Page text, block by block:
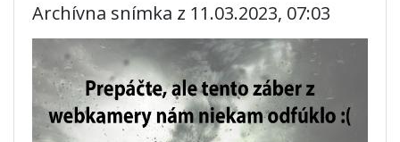
Archívna snímka z 11.03.2023, 07:03